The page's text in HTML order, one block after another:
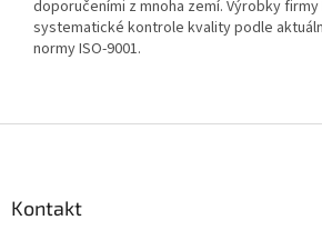
doporučeními z mnoha zemí. Výrobky firmy
systematické kontrole kvality podle
normy ISO-9001.
Kontakt